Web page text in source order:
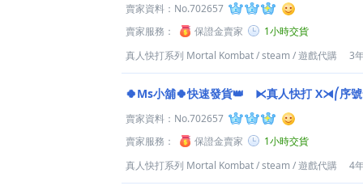
賣家資料： No.702657
賣家服務：
保證金賣家
1小時交貨
真人快打系列 Mortal Kombat/steam/遊戲代購 3
🍀Ms小舖🍀快速發貨👑 ⧔真人快打 X⧕⎛序號
賣家資料： No.702657
賣家服務：
保證金賣家
1小時交貨
真人快打系列 Mortal Kombat/steam/遊戲代購 4